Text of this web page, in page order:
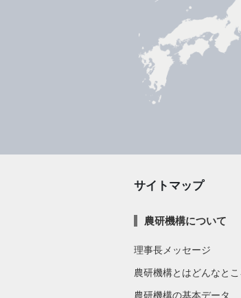
サイトマップ
農研機構について
理事長メッセージ
農研機構とはどんなと
農研機構の基本データ